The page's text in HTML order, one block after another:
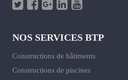
NOS SERVICES BTP
Constructions de bâtiments
Constructions de piscines